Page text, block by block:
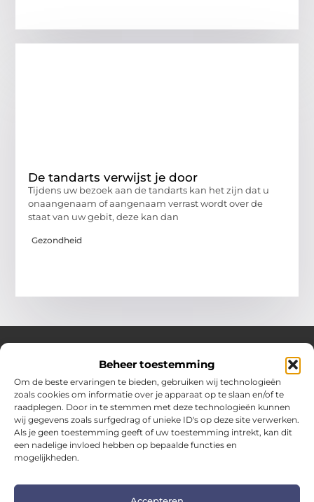
Beheer toestemming
Om de beste ervaringen te bieden, gebruiken wij technologieën
zoals cookies om informatie over je apparaat op te slaan en/of te
raadplegen. Door in te stemmen met deze technologieën kunnen
wij gegevens zoals surfgedrag of unieke ID's op deze site verwerken.
Als je geen toestemming geeft of uw toestemming intrekt, kan dit
een nadelige invloed hebben op bepaalde functies en
mogelijkheden.
De tandarts verwijst je door
Tijdens uw bezoek aan de tandarts kan het zijn dat u
onaangenaam of aangenaam verrast wordt over de
staat van uw gebit, deze kan dan
Gezondheid
Over Hotspotmagazine
Jouw bron voor inspiratie en handige tips voor het
dagelijks leven.
Verken een uitgebreide selectie blogs en artikelen
boordevol praktische adviezen en verrassende inzichten
om het beste uit elke dag te halen.